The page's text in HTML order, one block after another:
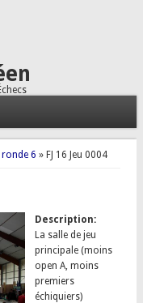
ronde 6 » FJ 16 Jeu 0004
Description:
La salle de jeu
principale (moins
open A, moins
premiers
échiquiers)